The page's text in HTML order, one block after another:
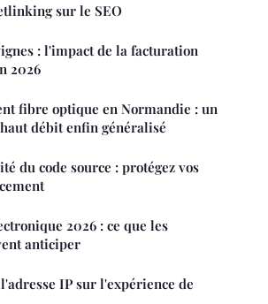
sur le SEO
: l'impact de la facturation
2026
fibre optique en Normandie : un
débit enfin généralisé
du code source : protégez vos
2026 : ce que les
anticiper
IP sur l'expérience de